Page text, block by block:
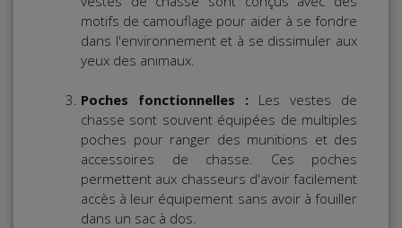
motifs de camouflage pour aider à se fondre
dans l'environnement et à se dissimuler aux
yeux des animaux.
Poches fonctionnelles : Les vestes de
chasse sont souvent équipées de multiples
poches pour ranger des munitions et des
accessoires de chasse. Ces poches
permettent aux chasseurs d'avoir facilement
accès à leur équipement sans avoir à fouiller
dans un sac à dos.